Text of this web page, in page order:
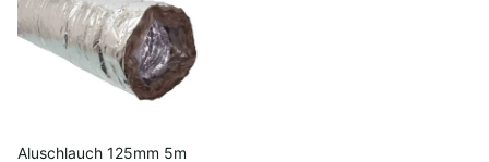
Aluschlauch 125mm 5m